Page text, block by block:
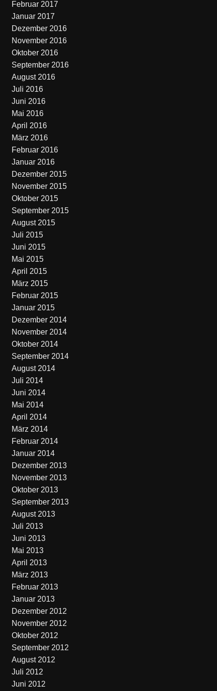
Februar 2017
Januar 2017
Dezember 2016
November 2016
Oktober 2016
September 2016
August 2016
Juli 2016
Juni 2016
Mai 2016
April 2016
März 2016
Februar 2016
Januar 2016
Dezember 2015
November 2015
Oktober 2015
September 2015
August 2015
Juli 2015
Juni 2015
Mai 2015
April 2015
März 2015
Februar 2015
Januar 2015
Dezember 2014
November 2014
Oktober 2014
September 2014
August 2014
Juli 2014
Juni 2014
Mai 2014
April 2014
März 2014
Februar 2014
Januar 2014
Dezember 2013
November 2013
Oktober 2013
September 2013
August 2013
Juli 2013
Juni 2013
Mai 2013
April 2013
März 2013
Februar 2013
Januar 2013
Dezember 2012
November 2012
Oktober 2012
September 2012
August 2012
Juli 2012
Juni 2012